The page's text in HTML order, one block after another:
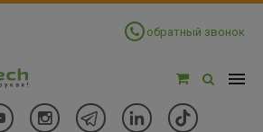
обратный звонок